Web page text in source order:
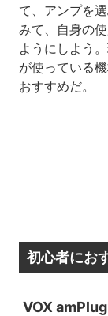
て、アンプを
みて、自身の
ようにしよう
が使っている
おすすめだ。
初心者にお
VOX